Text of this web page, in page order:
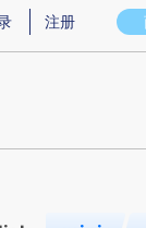
存在偏差。不代表
注册